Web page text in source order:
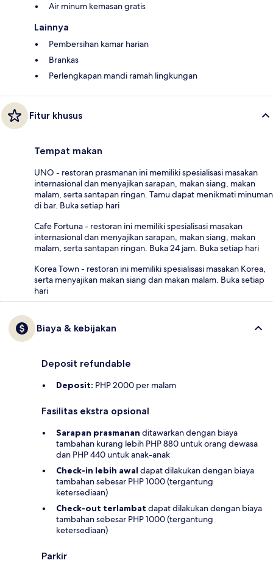
Air minum kemasan gratis
Lainnya
Pembersihan kamar harian
Brankas
Perlengkapan mandi ramah lingkungan
Fitur khusus
Tempat makan
UNO - restoran prasmanan ini memiliki spesialisasi masakan
internasional dan menyajikan sarapan, makan siang, makan
malam, serta santapan ringan. Tamu dapat menikmati minuman
di bar. Buka setiap hari
Cafe Fortuna - restoran ini memiliki spesialisasi masakan
internasional dan menyajikan sarapan, makan siang, makan
malam, serta santapan ringan. Buka 24 jam. Buka setiap hari
Korea Town - restoran ini memiliki spesialisasi masakan Korea,
serta menyajikan makan siang dan makan malam. Buka setiap
hari
Biaya & kebijakan
Deposit refundable
Deposit: PHP 2000 per malam
Fasilitas ekstra opsional
Sarapan prasmanan ditawarkan dengan biaya
tambahan kurang lebih PHP 880 untuk orang dewasa
dan PHP 440 untuk anak-anak
Check-in lebih awal dapat dilakukan dengan biaya
tambahan sebesar PHP 1000 (tergantung
ketersediaan)
Check-out terlambat dapat dilakukan dengan biaya
tambahan sebesar PHP 1000 (tergantung
ketersediaan)
Parkir